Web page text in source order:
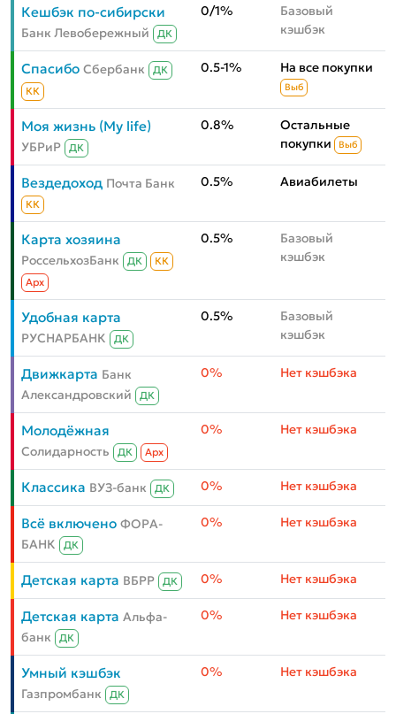
Кешбэк по-сибирски
Банк Левобережный ДК
0/1%
Базовый
кэшбэк
Спасибо Сбербанк
ДК
КК
0.5-1% На все покупки
Выб
Моя жизнь (My life)
УБРиР ДК
0.8%
Остальные
покупки
Выб
Вездедоход Почта Банк
КК
0.5% Авиабилеты
Карта хозяина
РоссельхозБанк ДК
КК
Aрх
0.5%
Базовый
кэшбэк
Удобная карта
РУСНАРБАНК ДК
0.5%
Базовый
кэшбэк
Движкарта Банк
Александровский
ДК
0% Нет кэшбэка
Молодёжная
Солидарность ДК Aрх
0% Нет кэшбэка
Классика ВУЗ-банк ДК 0% Нет кэшбэка
Всё включено ФОРА-
БАНК
ДК
0% Нет кэшбэка
Детская карта ВБРР ДК 0% Нет кэшбэка
Детская карта Альфа-
банк
ДК
0% Нет кэшбэка
Умный кэшбэк
Газпромбанк ДК
0% Нет кэшбэка